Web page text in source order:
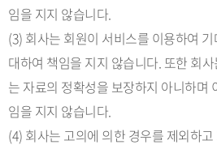
임을 지지 않습니다.
(3) 회사는 회원이 서비스를 이용하여
대하여 책임을 지지 않습니다. 또한 회
는 자료의 정확성을 보장하지 아니하며
임을 지지 않습니다.
(4) 회사는 고의에 의한 경우를 제외하